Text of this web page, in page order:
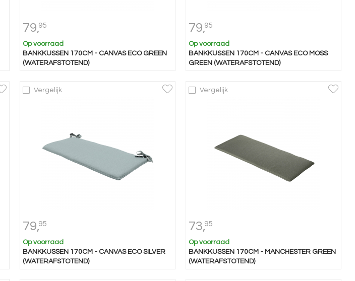
79,95
Op voorraad
BANKKUSSEN 170CM - CANVAS ECO GREEN
(WATERAFSTOTEND)
79,95
Op voorraad
BANKKUSSEN 170CM - CANVAS ECO MOSS
GREEN (WATERAFSTOTEND)
Vergelijk
79,95
Op voorraad
BANKKUSSEN 170CM - CANVAS ECO SILVER
(WATERAFSTOTEND)
Vergelijk
73,95
Op voorraad
BANKKUSSEN 170CM - MANCHESTER GREEN
(WATERAFSTOTEND)